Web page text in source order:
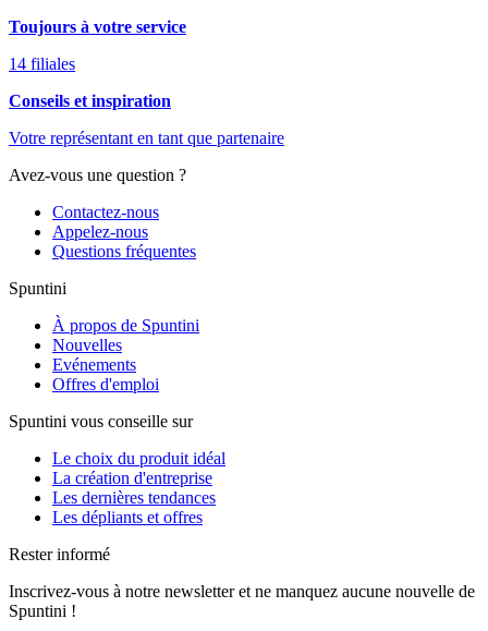
Toujours à votre service
14 filiales
Conseils et inspiration
Votre représentant en tant que partenaire
Avez-vous une question ?
Contactez-nous
Appelez-nous
Questions fréquentes
Spuntini
À propos de Spuntini
Nouvelles
Evénements
Offres d'emploi
Spuntini vous conseille sur
Le choix du produit idéal
La création d'entreprise
Les dernières tendances
Les dépliants et offres
Rester informé
Inscrivez-vous à notre newsletter et ne manquez aucune nouvelle de
Spuntini !